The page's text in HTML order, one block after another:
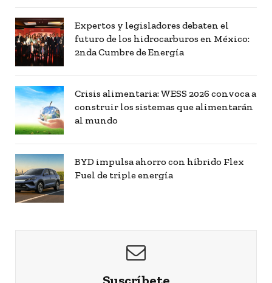
Expertos y legisladores debaten el
futuro de los hidrocarburos en México:
2nda Cumbre de Energía
Crisis alimentaria: WESS 2026 convoca a
construir los sistemas que alimentarán
al mundo
BYD impulsa ahorro con híbrido Flex
Fuel de triple energía